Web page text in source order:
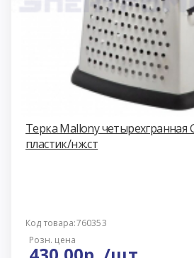
Терка Mallony четырехгранная
пластик/нж.ст
Код товара:760353
Розн. цена